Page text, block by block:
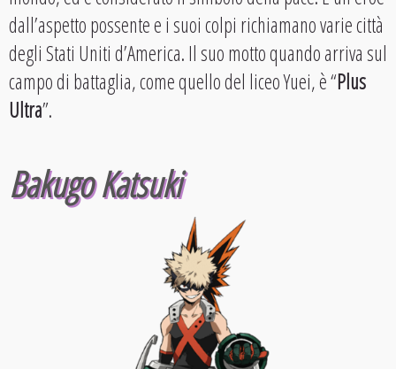
dall’aspetto possente e i suoi colpi richiamano varie città
degli Stati Uniti d’America. Il suo motto quando arriva sul
campo di battaglia, come quello del liceo Yuei, è “Plus
Ultra”.
Bakugo Katsuki